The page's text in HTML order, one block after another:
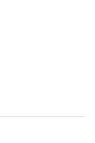
Oferty